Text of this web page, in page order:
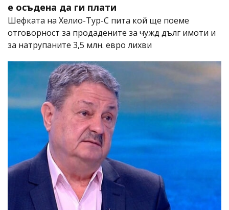
е осъдена да ги плати
Шефката на Хелио-Тур-С пита кой ще поеме
отговорност за продадените за чужд дълг имоти и
за натрупаните 3,5 млн. евро лихви